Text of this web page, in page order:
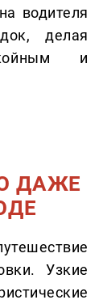
водителя
делая
и
ДАЖЕ
Узкие